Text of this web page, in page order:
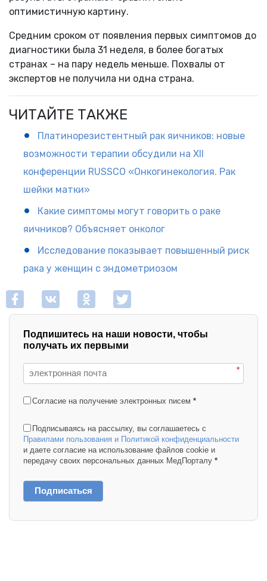
оптимистичную картину.
Средним сроком от появления первых симптомов до
диагностики была 31 неделя, в более богатых
странах – на пару недель меньше. Похвалы от
экспертов не получила ни одна страна.
ЧИТАЙТЕ ТАКЖЕ
Платинорезистентный рак яичников: новые
возможности терапии обсудили на XII
конференции RUSSCO «Онкогинекология. Рак
шейки матки»
Какие симптомы могут говорить о раке
яичников? Объясняет онколог
Исследование показывает повышенный риск
рака у женщин с эндометриозом
Подпишитесь на наши новости, чтобы
получать их первыми
*
Согласие на получение электронных писем *
Подписываясь на рассылку, вы соглашаетесь с
Правилами пользования и Политикой конфиденциальности
и даете согласие на использование файлов cookie и
передачу своих персональных данных МедПорталу *
Подписаться